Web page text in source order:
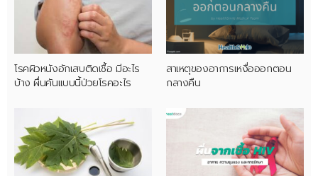
โรคผิวหนังอักเสบติดเชื้อ มีอะไร
บ้าง ผื่นคันแบบนี้ป่วยโรคอะไร
สาเหตุของอาการเหงื่อออกตอน
กลางคืน